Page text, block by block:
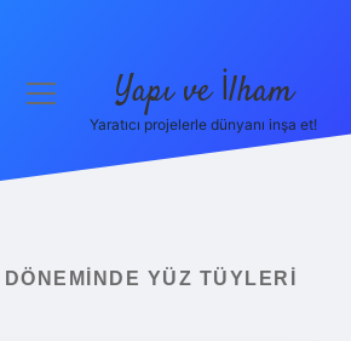
menüyü
Yapı ve İlham
Yaratıcı projelerle dünyanı inşa et!
DÖNEMINDE YÜZ TÜYLERI